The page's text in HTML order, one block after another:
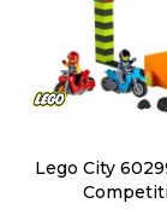
Lego City